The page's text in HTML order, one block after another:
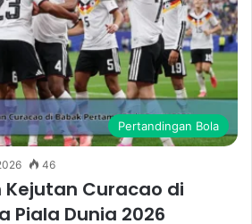
Pertandingan Bola
46
Curacao di
Piala Dunia 2026